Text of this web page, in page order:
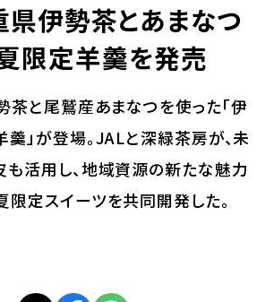
県伊勢茶とあまなつ
限定羊羹を発売
茶と尾鷲産あまなつを使った「伊
」が登場。JALと深緑茶房が、未
活用し、地域資源の新たな魅力
定スイーツを共同開発した。